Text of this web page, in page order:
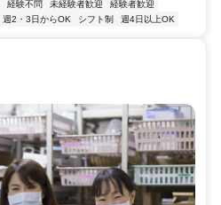
経験不問 未経験者歓迎
経験者歓迎
週2・3日からOK シフト制 週4日以上OK